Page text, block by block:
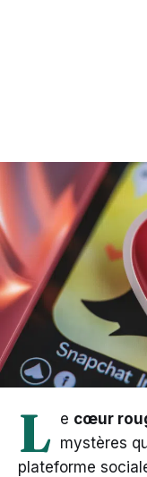
L e cœur
mystères
plateforme